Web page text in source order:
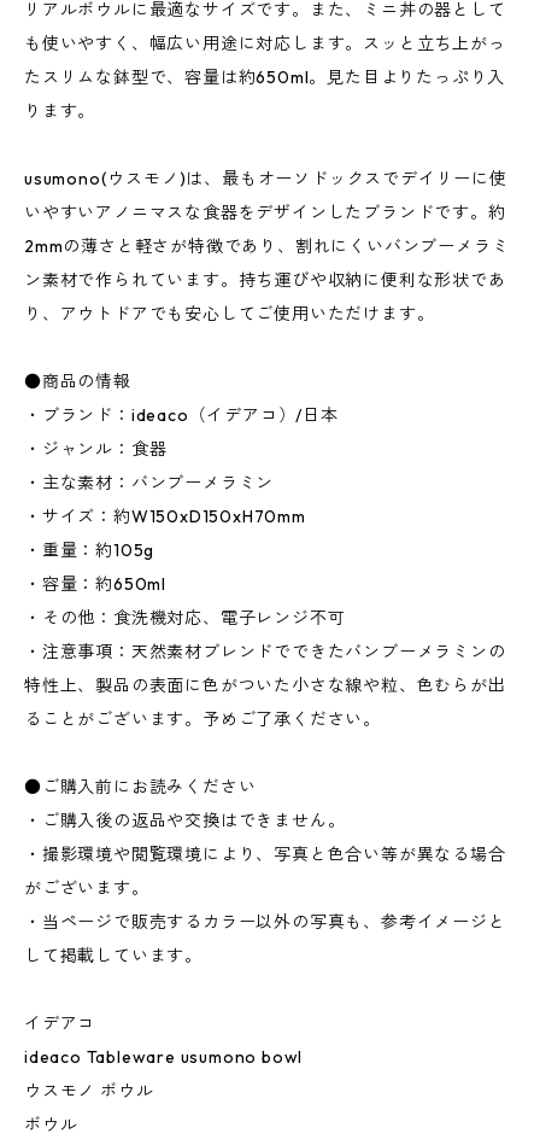
リアルボウルに最適なサイズです。また、ミニ丼の器として
も使いやすく、幅広い用途に対応します。スッと立ち上がっ
たスリムな鉢型で、容量は約650ml。見た目よりたっぷり入
ります。
usumono(ウスモノ)は、最もオーソドックスでデイリーに使
いやすいアノニマスな食器をデザインしたブランドです。約
2mmの薄さと軽さが特徴であり、割れにくいバンブーメラミ
ン素材で作られています。持ち運びや収納に便利な形状であ
り、アウトドアでも安心してご使用いただけます。
●商品の情報
・ブランド：ideaco（イデアコ）/日本
・ジャンル：食器
・主な素材：バンブーメラミン
・サイズ：約W150xD150xH70mm
・重量：約105g
・容量：約650ml
・その他：食洗機対応、電子レンジ不可
・注意事項：天然素材ブレンドでできたバンブーメラミンの
特性上、製品の表面に色がついた小さな線や粒、色むらが出
ることがございます。予めご了承ください。
●ご購入前にお読みください
・ご購入後の返品や交換はできません。
・撮影環境や閲覧環境により、写真と色合い等が異なる場合
がございます。
・当ページで販売するカラー以外の写真も、参考イメージと
して掲載しています。
イデアコ
ideaco Tableware usumono bowl
ウスモノ ボウル
ボウル